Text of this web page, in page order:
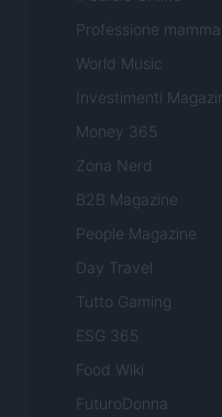
Professione mamma
World Music
Investimenti
Money 365
Zona Nerd
B2B Magazine
People Magazine
Day Travel
Tutto Gaming
ESG 365
Food Wiki
FuturoDonna